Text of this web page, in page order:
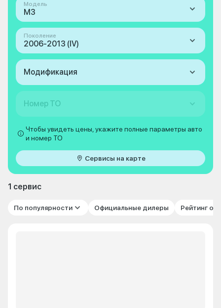
Модель
M3
Поколение
2006-2013 (IV)
Модификация
Номер ТО
Чтобы увидеть цены, укажите полные параметры авто
и номер ТО
Сервисы на карте
1 сервис
По популярности Официальные дилеры Рейтинг